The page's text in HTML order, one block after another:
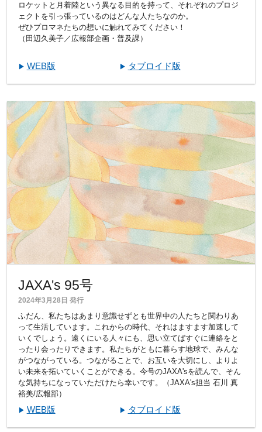
ロケットと月着陸という異なる目的を持って、それぞれのプロジ
ェクトを引っ張っているのはどんな人たちなのか。
ぜひプロマネたちの想いに触れてみてください！
（田辺久美子／広報部企画・普及課）
WEB版 タブロイド版
JAXA's 95号
2024年3月28日 発行
ふだん、私たちはあまり意識せずとも世界中の人たちと関わりあ
って生活しています。これからの時代、それはますます加速して
いくでしょう。遠くにいる人々にも、思い立てばすぐに連絡をと
ったり会ったりできます。私たちがともに暮らす地球で、みんな
がつながっている。つながることで、お互いを大切にし、よりよ
い未来を拓いていくことができる。今号のJAXA'sを読んで、そん
な気持ちになっていただけたら幸いです。（JAXA's担当 石川 真
裕美/広報部）
WEB版 タブロイド版